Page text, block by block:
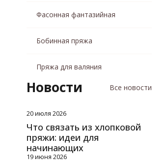
хлопок, полиамид
хлопок, шерсть
шелк
шерсть
шерсть, акрил, вискоза
шерсть, альпака
шерсть, бамбук
шерсть, вискоза
шерсть, кашемир
Фасонная фантазийная
Бобинная пряжа
Пряжа для валяния
Новости Все новости
20 июля 2026
Что связать из хлопковой
пряжи: идеи для
начинающих
19 июня 2026